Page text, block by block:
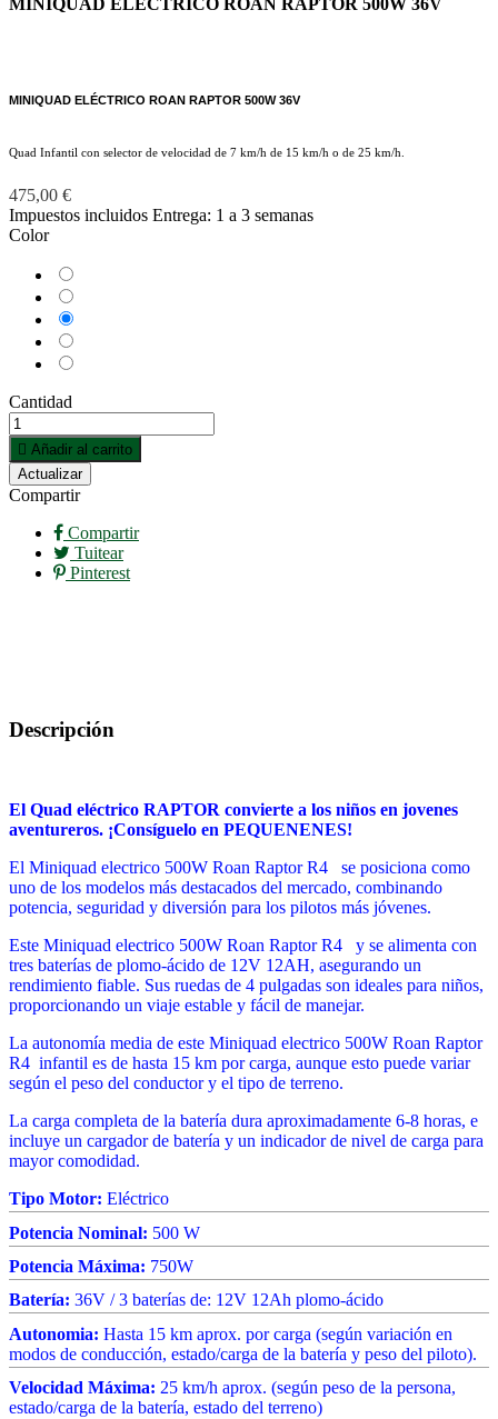
MINIQUAD ELÉCTRICO ROAN RAPTOR 500W 36V
MINIQUAD ELÉCTRICO ROAN RAPTOR 500W 36V
Quad Infantil con selector de velocidad de 7 km/h de 15 km/h o de 25 km/h.
475,00 €
Impuestos incluidos Entrega: 1 a 3 semanas
Color
Cantidad
 Añadir al carrito
Compartir
Compartir
Tuitear
Pinterest
Descripción
El Quad eléctrico RAPTOR convierte a los niños en jovenes
aventureros. ¡Consíguelo en PEQUENENES!
El Miniquad electrico 500W Roan Raptor R4
se posiciona como
uno de los modelos más destacados del mercado, combinando
potencia, seguridad y diversión para los pilotos más jóvenes.
Este Miniquad electrico 500W Roan Raptor R4 y se alimenta con
tres baterías de plomo-ácido de 12V 12AH, asegurando un
rendimiento fiable. Sus ruedas de 4 pulgadas son ideales para niños,
proporcionando un viaje estable y fácil de manejar.
La autonomía media de este Miniquad electrico 500W Roan Raptor
R4 infantil es de hasta 15 km por carga, aunque esto puede variar
según el peso del conductor y el tipo de terreno.
La carga completa de la batería dura aproximadamente 6-8 horas, e
incluye un cargador de batería y un indicador de nivel de carga para
mayor comodidad.
Tipo Motor: Eléctrico
Potencia Nominal: 500 W
Potencia Máxima: 750W
Batería: 36V / 3 baterías de: 12V 12Ah plomo-ácido
Autonomia: Hasta 15 km aprox. por carga (según variación en
modos de conducción, estado/carga de la batería y peso del piloto).
Velocidad Máxima: 25 km/h aprox. (según peso de la persona,
estado/carga de la batería, estado del terreno)